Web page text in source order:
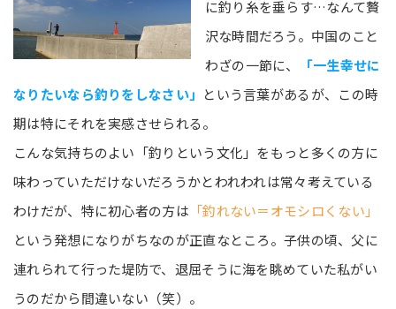
に釣り糸を垂らす…なんて贅
沢な時間だろう。中国のこと
わざの一節に、
「一生幸せに
なりたいなら釣りをしなさい」 という言葉があるが、この時
期は特にそれを実感させられる。
こんな気持ちのよい「釣りという文化」をもっと多くの方に
味わっていただけないだろうかとわれわれは常々考えている
わけだが、特に初心者の方は 「釣れない＝オモシロくない」
という発想になりがちなのが正直なところ。子供の頃、父に
連れられて行った堤防で、退屈そうに海を眺めていた私がい
うのだから間違いない（笑）。